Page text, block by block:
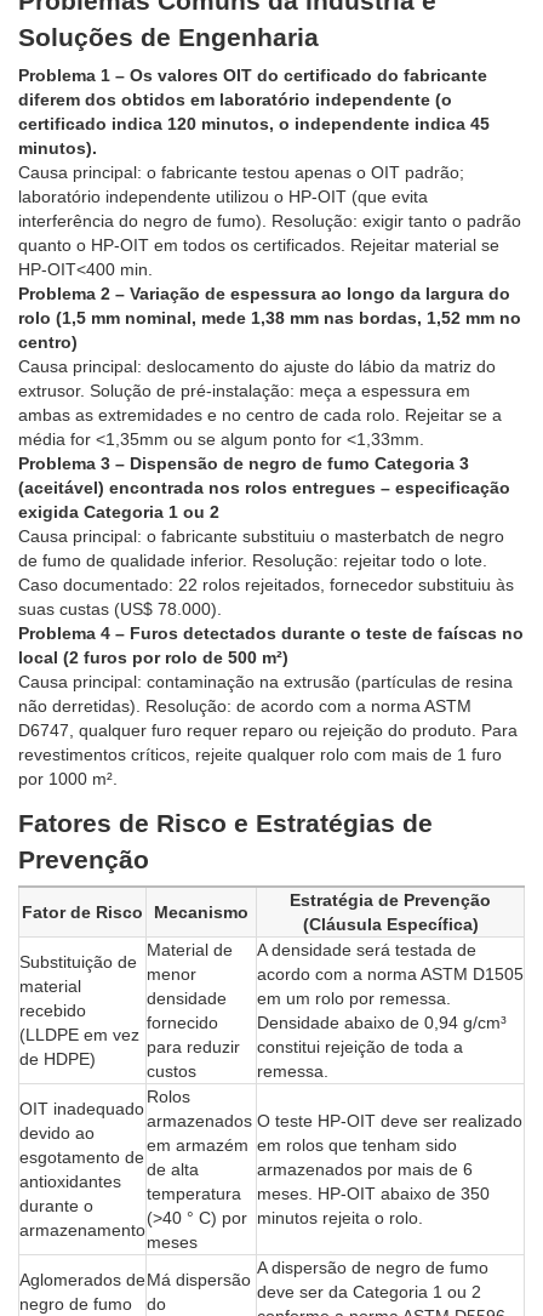
Soluções de Engenharia
Problema 1 – Os valores OIT do certificado do fabricante
diferem dos obtidos em laboratório independente (o
certificado indica 120 minutos, o independente indica 45
minutos).
Causa principal: o fabricante testou apenas o OIT padrão;
laboratório independente utilizou o HP-OIT (que evita
interferência do negro de fumo). Resolução: exigir tanto o padrão
quanto o HP-OIT em todos os certificados. Rejeitar material se
HP-OIT<400 min.
Problema 2 – Variação de espessura ao longo da largura do
rolo (1,5 mm nominal, mede 1,38 mm nas bordas, 1,52 mm no
centro)
Causa principal: deslocamento do ajuste do lábio da matriz do
extrusor. Solução de pré-instalação: meça a espessura em
ambas as extremidades e no centro de cada rolo. Rejeitar se a
média for <1,35mm ou se algum ponto for <1,33mm.
Problema 3 – Dispensão de negro de fumo Categoria 3
(aceitável) encontrada nos rolos entregues – especificação
exigida Categoria 1 ou 2
Causa principal: o fabricante substituiu o masterbatch de negro
de fumo de qualidade inferior. Resolução: rejeitar todo o lote.
Caso documentado: 22 rolos rejeitados, fornecedor substituiu às
suas custas (US$ 78.000).
Problema 4 – Furos detectados durante o teste de faíscas no
local (2 furos por rolo de 500 m²)
Causa principal: contaminação na extrusão (partículas de resina
não derretidas). Resolução: de acordo com a norma ASTM
D6747, qualquer furo requer reparo ou rejeição do produto. Para
revestimentos críticos, rejeite qualquer rolo com mais de 1 furo
por 1000 m².
Fatores de Risco e Estratégias de
Prevenção
Fator de Risco Mecanismo
Estratégia de Prevenção
(Cláusula Específica)
Substituição de
material
recebido
(LLDPE em vez
de HDPE)
Material de
menor
densidade
fornecido
para reduzir
custos
A densidade será testada de
acordo com a norma ASTM D1505
em um rolo por remessa.
Densidade abaixo de 0,94 g/cm³
constitui rejeição de toda a
remessa.
OIT inadequado
devido ao
esgotamento de
antioxidantes
durante o
armazenamento
Rolos
armazenados
em armazém
de alta
temperatura
(>40 ° C) por
meses
O teste HP-OIT deve ser realizado
em rolos que tenham sido
armazenados por mais de 6
meses. HP-OIT abaixo de 350
minutos rejeita o rolo.
Aglomerados de
negro de fumo
Má dispersão
do
A dispersão de negro de fumo
deve ser da Categoria 1 ou 2